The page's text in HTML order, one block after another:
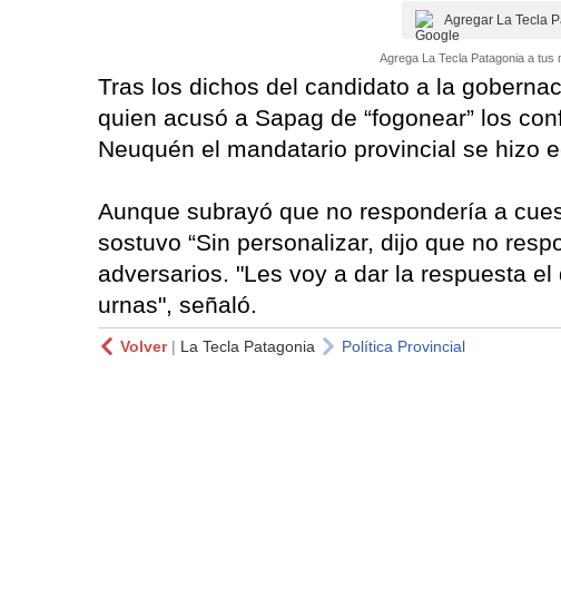
Agregar La Tecla
Agrega La Tecla Patagonia a tus
Tras los dichos del candidato a la
quien acusó a Sapag de “fogonear” los
Neuquén el mandatario provincial se hizo
Aunque subrayó que no respondería a
sostuvo “Sin personalizar, dijo que no
adversarios. "Les voy a dar la respuesta
urnas", señaló.
Volver| La Tecla Patagonia Política Provincial